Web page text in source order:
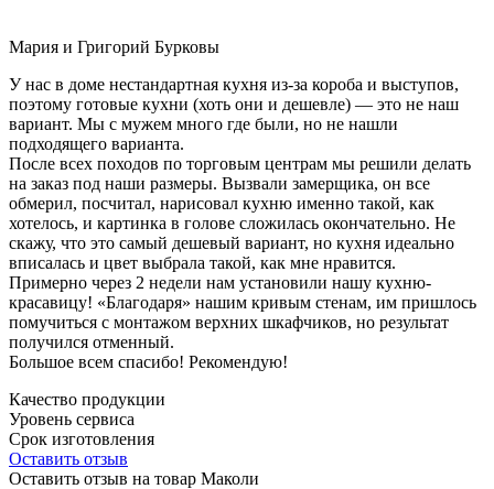
Мария и Григорий Бурковы
У нас в доме нестандартная кухня из-за короба и выступов,
поэтому готовые кухни (хоть они и дешевле) — это не наш
вариант. Мы с мужем много где были, но не нашли
подходящего варианта.
После всех походов по торговым центрам мы решили делать
на заказ под наши размеры. Вызвали замерщика, он все
обмерил, посчитал, нарисовал кухню именно такой, как
хотелось, и картинка в голове сложилась окончательно. Не
скажу, что это самый дешевый вариант, но кухня идеально
вписалась и цвет выбрала такой, как мне нравится.
Примерно через 2 недели нам установили нашу кухню-
красавицу! «Благодаря» нашим кривым стенам, им пришлось
помучиться с монтажом верхних шкафчиков, но результат
получился отменный.
Большое всем спасибо! Рекомендую!
Качество продукции
Уровень сервиса
Срок изготовления
Оставить отзыв
Оставить отзыв на товар Маколи